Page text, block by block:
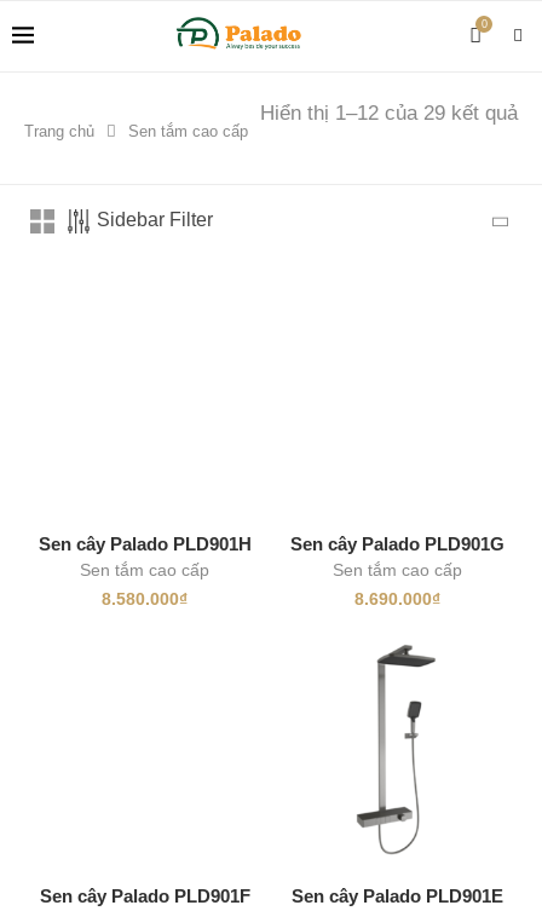
0
Trang chủ Sen tắm cao cấp
Hiển thị 1–12 của 29 kết quảĐã
Sidebar Filter
Sen cây Palado PLD901H
Sen tắm cao cấp
8.580.000₫
Sen cây Palado PLD901G
Sen tắm cao cấp
8.690.000₫
Sen cây Palado PLD901F Sen cây Palado PLD901E